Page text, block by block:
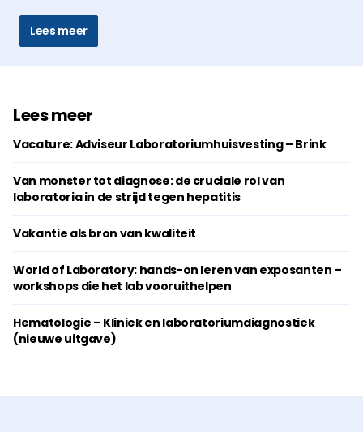
Lees meer
Lees meer
Vacature: Adviseur Laboratoriumhuisvesting – Brink
Van monster tot diagnose: de cruciale rol van
laboratoria in de strijd tegen hepatitis
Vakantie als bron van kwaliteit
World of Laboratory: hands-on leren van exposanten –
workshops die het lab vooruithelpen
Hematologie – Kliniek en laboratoriumdiagnostiek
(nieuwe uitgave)